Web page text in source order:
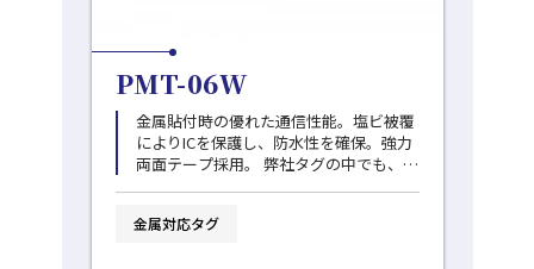
PMT-06W
金属貼付時の優れた通信性能。塩ビ被覆
によりICを保護し、防水性を確保。強力
両面テープ採用。 弊社タグの中でも、最
金属対応タグ